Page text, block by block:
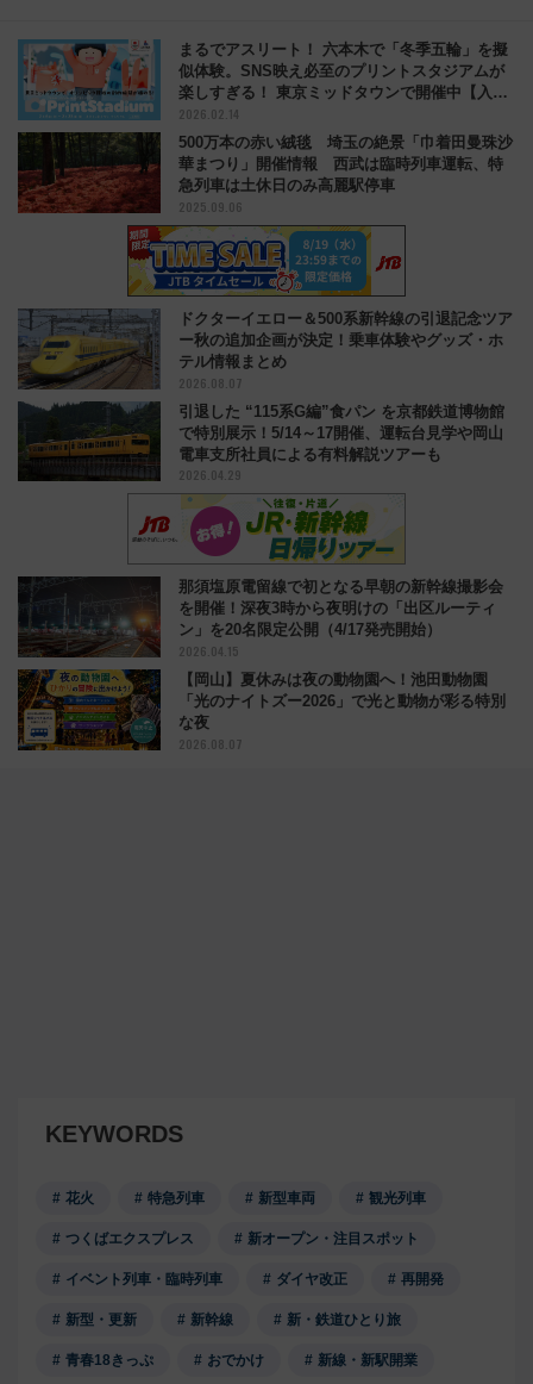
まるでアスリート！ 六本木で「冬季五輪」を擬
似体験。SNS映え必至のプリントスタジアムが
楽しすぎる！ 東京ミッドタウンで開催中【入場
無料】
2026.02.14
500万本の赤い絨毯 埼玉の絶景「巾着田曼珠沙
華まつり」開催情報 西武は臨時列車運転、特
急列車は土休日のみ高麗駅停車
2025.09.06
ドクターイエロー＆500系新幹線の引退記念ツア
ー秋の追加企画が決定！乗車体験やグッズ・ホ
テル情報まとめ
2026.08.07
引退した “115系G編”食パン を京都鉄道博物館
で特別展示！5/14～17開催、運転台見学や岡山
電車支所社員による有料解説ツアーも
2026.04.29
那須塩原電留線で初となる早朝の新幹線撮影会
を開催！深夜3時から夜明けの「出区ルーティ
ン」を20名限定公開（4/17発売開始）
2026.04.15
【岡山】夏休みは夜の動物園へ！池田動物園
「光のナイトズー2026」で光と動物が彩る特別
な夜
2026.08.07
KEYWORDS
花火 特急列車 新型車両 観光列車
つくばエクスプレス 新オープン・注目スポット
イベント列車・臨時列車 ダイヤ改正 再開発
新型・更新 新幹線 新・鉄道ひとり旅
青春18きっぷ おでかけ 新線・新駅開業